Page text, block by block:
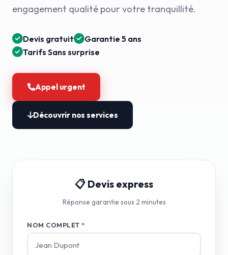
engagement qualité pour votre tranquillité.
Devis gratuit
Garantie 5 ans
Tarifs Sans surprise
Appel urgent
Découvrir nos services
📋 Devis express
Réponse garantie sous 2 minutes
NOM COMPLET *